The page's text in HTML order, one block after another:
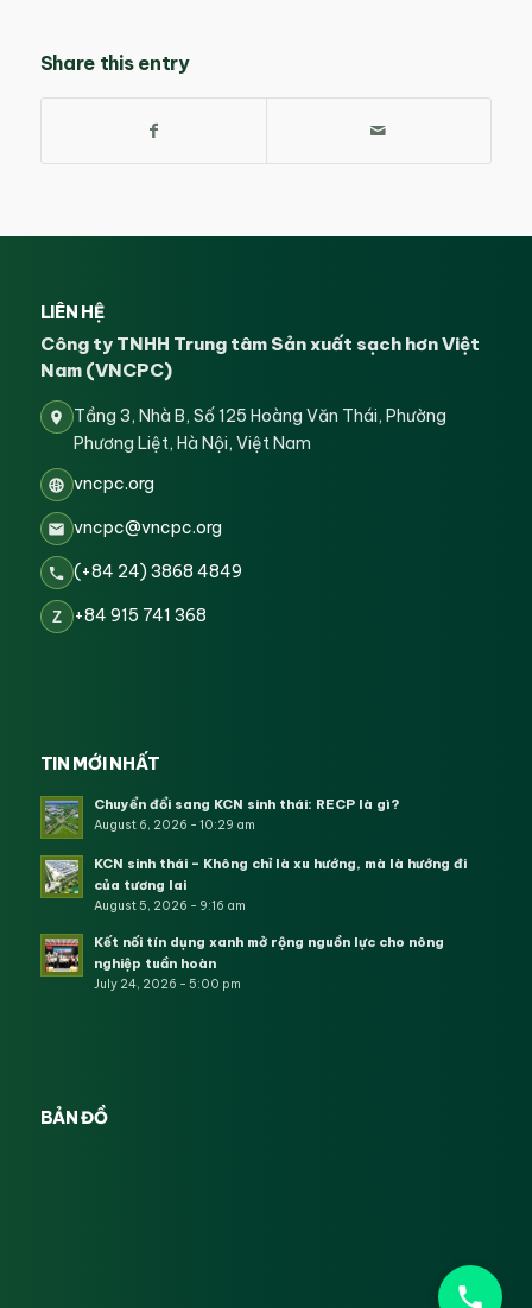
Share this entry
LIÊN HỆ
Công ty TNHH Trung tâm Sản xuất sạch hơn Việt
Nam (VNCPC)
Tầng 3, Nhà B, Số 125 Hoàng Văn Thái, Phường
Phương Liệt, Hà Nội, Việt Nam
vncpc.org
vncpc@vncpc.org
(+84 24) 3868 4849
Z +84 915 741 368
TIN MỚI NHẤT
Chuyển đổi sang KCN sinh thái: RECP là gì?
August 6, 2026 - 10:29 am
KCN sinh thái – Không chỉ là xu hướng, mà là hướng đi
của tương lai
August 5, 2026 - 9:16 am
Kết nối tín dụng xanh mở rộng nguồn lực cho nông
nghiệp tuần hoàn
July 24, 2026 - 5:00 pm
BẢN ĐỒ